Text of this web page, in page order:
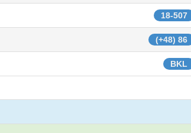
18-507
(+48) 86
BKL